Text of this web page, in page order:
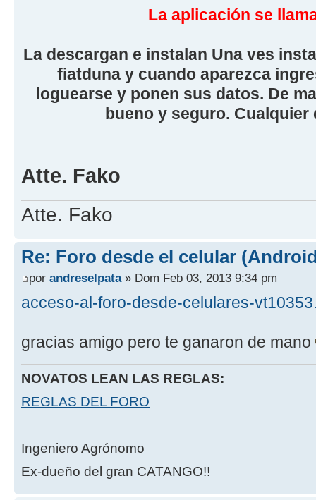
La aplicación se
La descargan e instalan Una ves
fiatduna y cuando aparezca
loguearse y ponen sus datos. De
bueno y seguro. Cualquier
Atte. Fako
Atte. Fako
Re: Foro desde el celular
por andreselpata» Dom Feb 03, 2013 9:34 pm
acceso-al-foro-desde-celulares-
gracias amigo pero te ganaron de mano
NOVATOS LEAN LAS REGLAS:
REGLAS DEL FORO
Ingeniero Agrónomo
Ex-dueño del gran CATANGO!!